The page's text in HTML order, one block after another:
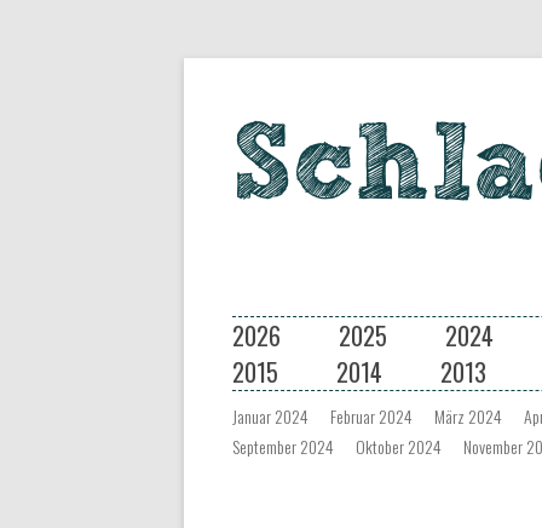
Schlagseite
2026 2025 2024
2015
2014 2013
Januar 2024 Februar 2024 März 2024
September 2024
Oktober 2024 November